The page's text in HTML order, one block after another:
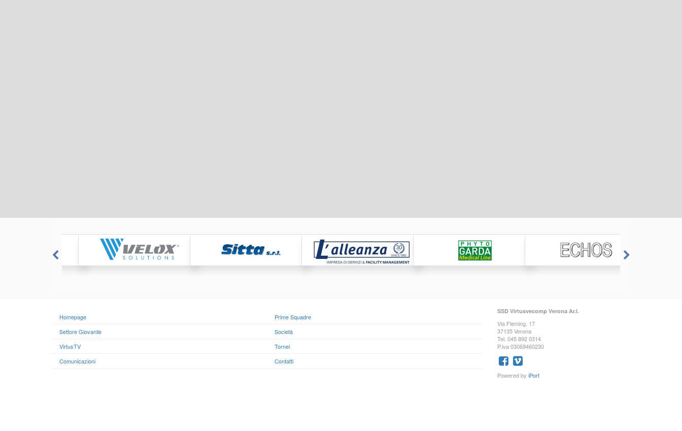
Homepage
Prime Squadre
Settore Giovanile
Società
VirtusTV
Tornei
Comunicazioni
Contatti
SSD Virtusvecomp Verona Ar.l.
Via Fleming, 17
37135 Verona
Tel. 045 892 0314
P.iva 03069460230
Powered by iPort